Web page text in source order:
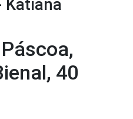
Katiana
40